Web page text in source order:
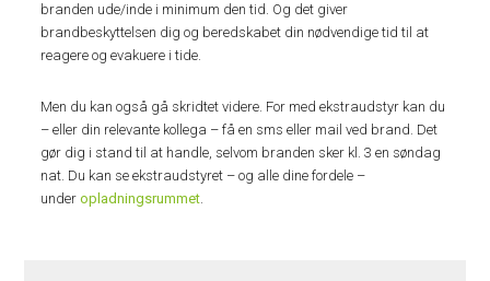
branden ude/inde i minimum den tid. Og det giver
brandbeskyttelsen dig og beredskabet din nødvendige tid til at
reagere og evakuere i tide.
Men du kan også gå skridtet videre. For med ekstraudstyr kan du
– eller din relevante kollega – få en sms eller mail ved brand. Det
gør dig i stand til at handle, selvom branden sker kl. 3 en søndag
nat. Du kan se ekstraudstyret – og alle dine fordele –
underopladningsrummet.